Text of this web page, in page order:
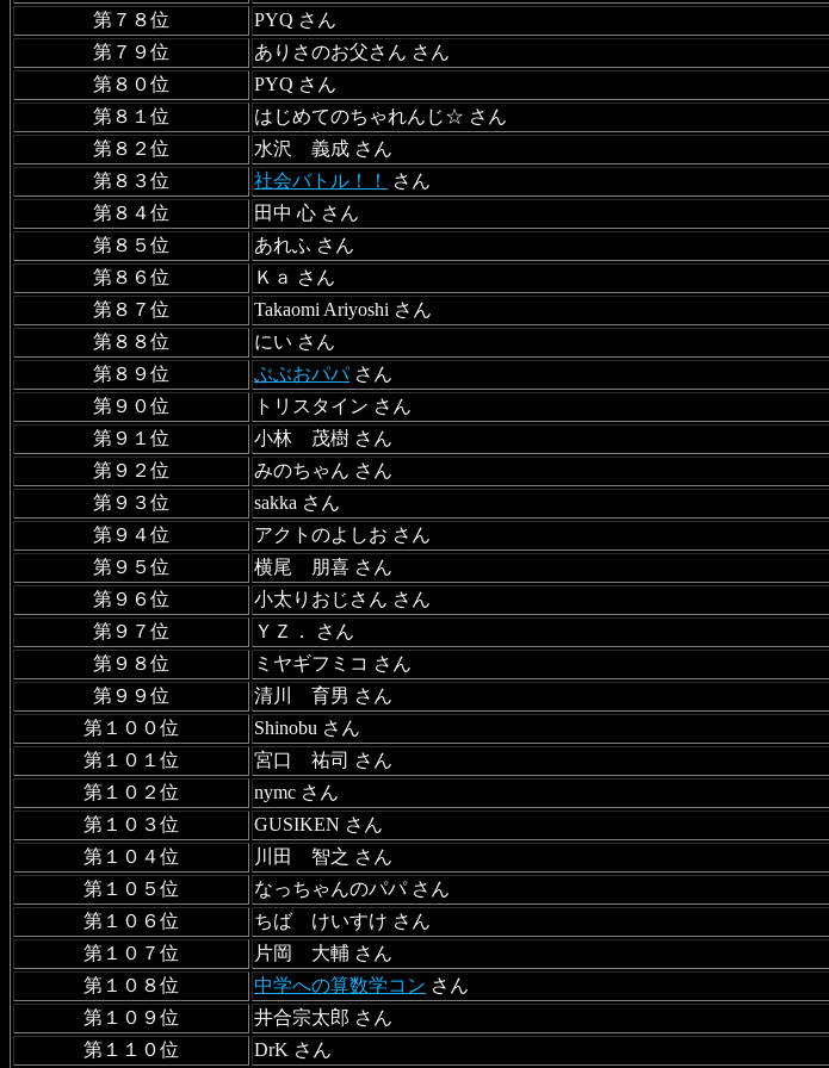
第７８位
PYQ さん
第７９位
ありさのお父さん さん
第８０位
PYQ さん
第８１位
はじめてのちゃれんじ☆ さん
第８２位
水沢 義成 さん
第８３位
社会バトル！！ さん
第８４位
田中 心 さん
第８５位
あれふ さん
第８６位
Ｋａ さん
第８７位
Takaomi Ariyoshi さん
第８８位
にい さん
第８９位
ぶぶおパパさん
第９０位
トリスタイン さん
第９１位
小林 茂樹 さん
第９２位
みのちゃん さん
第９３位
sakka さん
第９４位
アクトのよしお さん
第９５位
横尾 朋喜 さん
第９６位
小太りおじさん さん
第９７位
ＹＺ． さん
第９８位
ミヤギフミコ さん
第９９位
清川 育男 さん
第１００位
Shinobu さん
第１０１位
宮口 祐司 さん
第１０２位
nymc さん
第１０３位
GUSIKEN さん
第１０４位
川田 智之 さん
第１０５位
なっちゃんのパパ さん
第１０６位
ちば けいすけ さん
第１０７位
片岡 大輔 さん
第１０８位
中学への算数学コン さん
第１０９位
井合宗太郎 さん
第１１０位
DrK さん